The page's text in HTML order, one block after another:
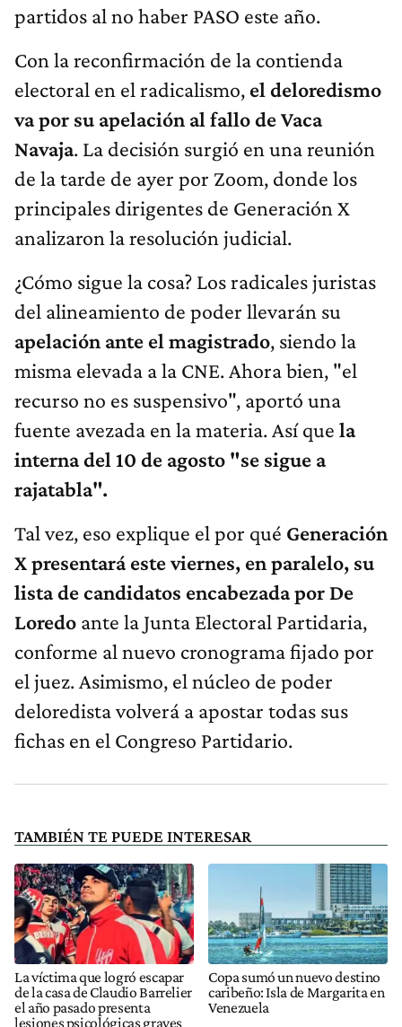
partidos al no haber PASO este año.
Con la reconfirmación de la contienda
electoral en el radicalismo, el deloredismo
va por su apelación al fallo de Vaca
Navaja. La decisión surgió en una reunión
de la tarde de ayer por Zoom, donde los
principales dirigentes de Generación X
analizaron la resolución judicial.
¿Cómo sigue la cosa? Los radicales juristas
del alineamiento de poder llevarán su
apelación ante el magistrado, siendo la
misma elevada a la CNE. Ahora bien, "el
recurso no es suspensivo", aportó una
fuente avezada en la materia. Así que la
interna del 10 de agosto "se sigue a
rajatabla".
Tal vez, eso explique el por qué Generación
X presentará este viernes, en paralelo, su
lista de candidatos encabezada por De
Loredo ante la Junta Electoral Partidaria,
conforme al nuevo cronograma fijado por
el juez. Asimismo, el núcleo de poder
deloredista volverá a apostar todas sus
fichas en el Congreso Partidario.
TAMBIÉN TE PUEDE INTERESAR
La víctima que logró escapar
de la casa de Claudio Barrelier
el año pasado presenta
lesiones psicológicas graves
Copa sumó un nuevo destino
caribeño: Isla de Margarita en
Venezuela